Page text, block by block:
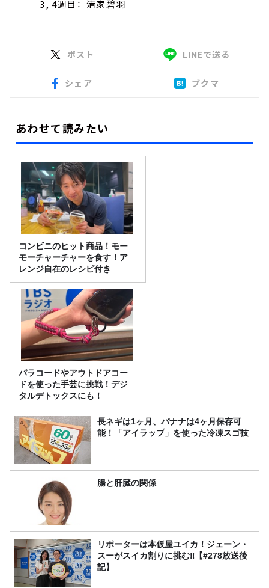
3, 4週目： 清家碧羽
ポスト LINEで送る
シェア ブクマ
あわせて読みたい
コンビニのヒット商品！モー
モーチャーチャーを食す！ア
レンジ自在のレシピ付き
パラコードやアウトドアコー
ドを使った手芸に挑戦！デジ
タルデトックスにも！
長ネギは1ヶ月、バナナは4ヶ月保存可
能！「アイラップ」を使った冷凍スゴ技
腸と肝臓の関係
リポーターは本仮屋ユイカ！ジェーン・
スーがスイカ割りに挑む‼【#278放送後
記】